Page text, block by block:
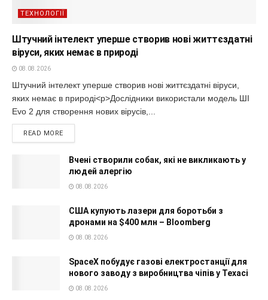
ТЕХНОЛОГІЇ
Штучний інтелект уперше створив нові життєздатні
віруси, яких немає в природі
08.08.2026
Штучний інтелект уперше створив нові життєздатні віруси,
яких немає в природі<p>Дослідники використали модель ШІ
Evo 2 для створення нових вірусів,...
READ MORE
Вчені створили собак, які не викликають у
людей алергію
08.08.2026
США купують лазери для боротьби з
дронами на $400 млн – Bloomberg
08.08.2026
SpaceX побудує газові електростанції для
нового заводу з виробництва чіпів у Техасі
08.08.2026